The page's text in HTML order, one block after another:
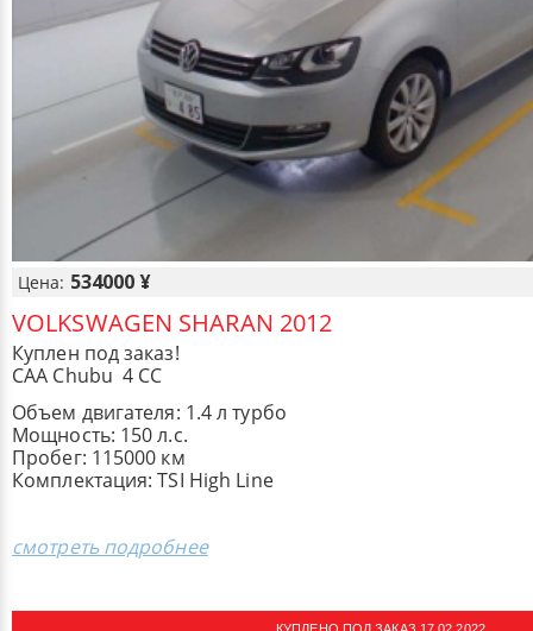
Цена: 534000 ¥
VOLKSWAGEN SHARAN 2012
Куплен под заказ!
CAA Chubu 4 СС
Объем двигателя: 1.4 л турбо
Мощность: 150 л.с.
Пробег: 115000 км
Комплектация: TSI High Line
смотреть подробнее